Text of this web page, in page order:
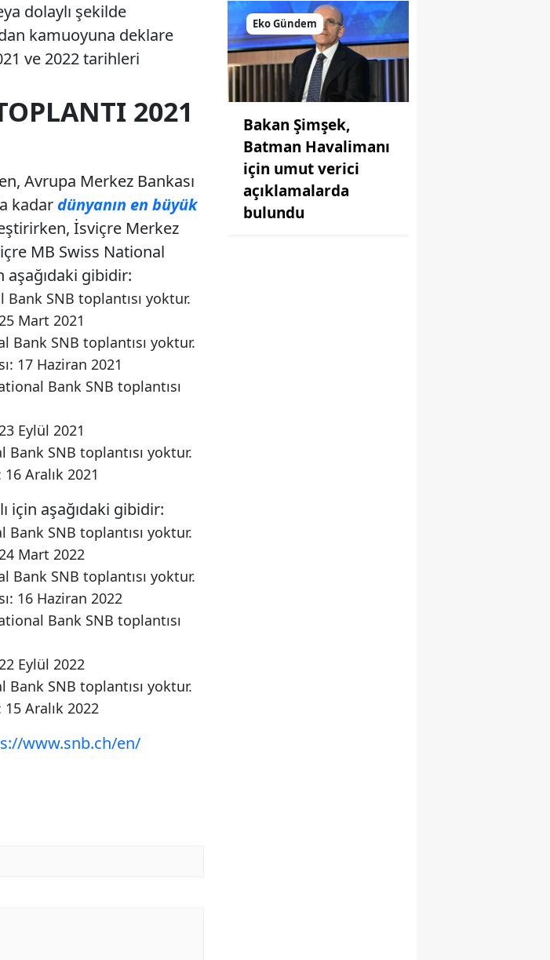
dolaylı şekilde
kamuoyuna deklare
ve 2022 tarihleri
2021
Avrupa Merkez Bankası
kadar dünyanın en büyük
İsviçre Merkez
MB Swiss National
aşağıdaki gibidir:
SNB toplantısı yoktur.
Mart 2021
Bank SNB toplantısı yoktur.
17 Haziran 2021
Bank SNB toplantısı
Eylül 2021
Bank SNB toplantısı yoktur.
Aralık 2021
için aşağıdaki gibidir:
Bank SNB toplantısı yoktur.
Mart 2022
Bank SNB toplantısı yoktur.
16 Haziran 2022
Bank SNB toplantısı
Eylül 2022
Bank SNB toplantısı yoktur.
15 Aralık 2022
www.snb.ch/en/
Eko Gündem
Bakan Şimşek,
Batman Havalimanı
için umut verici
açıklamalarda
bulundu